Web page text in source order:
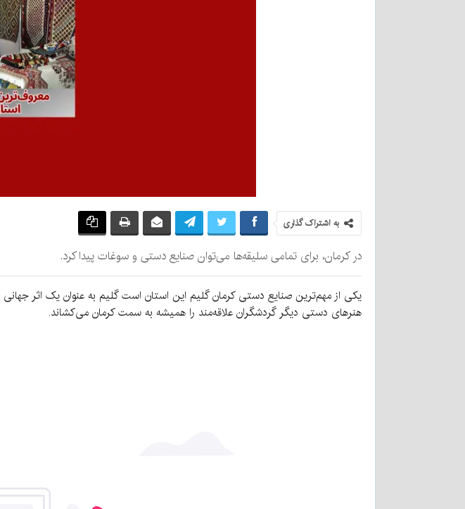
به اشتراک گذاری
در کرمان، برای تمامی سلیقه‌ها می‌توان صنایع دستی و سوغات پیدا کرد.
یکی از مهم‌ترین صنایع دستی کرمان گلیم این استان است گلیم به عنوان یک اثر
هنرهای دستی دیگر گردشگران علاقه‌مند را همیشه به سمت کرمان می‌کشاند.